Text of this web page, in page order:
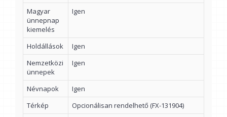
Magyar
ünnepnap
kiemelés
Igen
Holdállások
Igen
Nemzetközi
ünnepek
Igen
Névnapok
Igen
Térkép
Opcionálisan rendelhető (FX-131904)